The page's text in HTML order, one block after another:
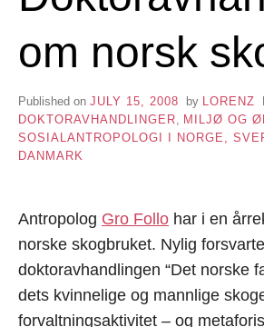
om norsk
Published on JULY 15, 2008 by LORENZ
DOKTORAVHANDLINGER
MILJØ OG
SOSIALANTROPOLOGI I NORGE,
DANMARK
Antropolog Gro Follo har i en
norske skogbruket. Nylig
doktoravhandlingen “Det norske
dets kvinnelige og mannlige
forvaltningsaktivitet – og